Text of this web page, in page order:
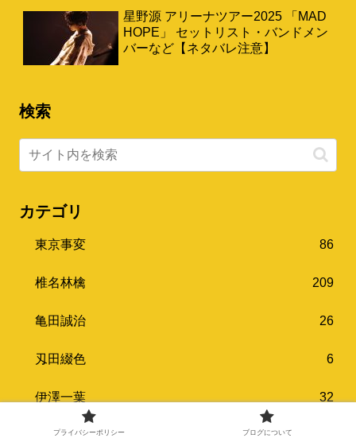
星野源 アリーナツアー2025 「MAD
HOPE」 セットリスト・バンドメン
バーなど【ネタバレ注意】
検索
カテゴリ
東京事変 86
椎名林檎 209
亀田誠治 26
刄田綴色 6
伊澤一葉 32
浮雲プライバシーポリシー ブログについて